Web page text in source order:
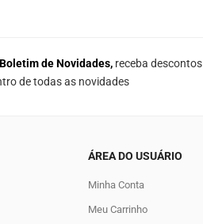
de Novidades, receba descontos
de todas as novidades
ÁREA DO USUÁRIO
Minha Conta
Meu Carrinho